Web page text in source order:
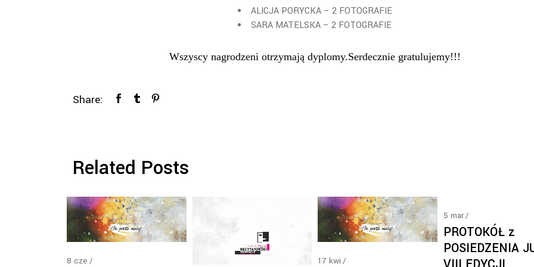
ALICJA PORYCKA – 2 FOTOGRAFIE
SARA MATELSKA – 2 FOTOGRAFIE
Wszyscy nagrodzeni otrzymają dyplomy.Serdecznie gratulujemy!!!
Share:
Related Posts
8 cze 17 kwi
5 mar
PROTOKÓŁ z
POSIEDZENIA